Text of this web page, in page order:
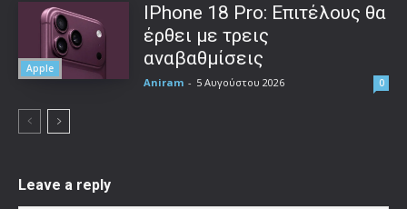
Apple
IPhone 18 Pro: Επιτέλους θα
έρθει με τρεις
αναβαθμίσεις
Aniram - 5 Αυγούστου 2026 0
Leave a reply